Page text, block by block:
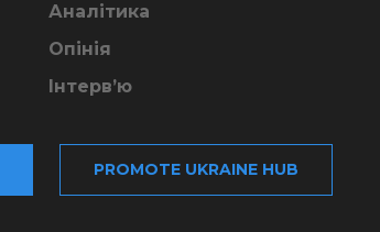
Аналітика
Опінія
Інтерв’ю
PROMOTE UKRAINE HUB